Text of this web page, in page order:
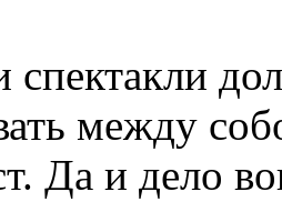
спектакли
между
Да и дело